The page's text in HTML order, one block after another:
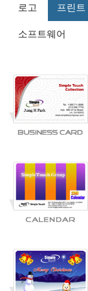
로고 프린트
소프트웨어